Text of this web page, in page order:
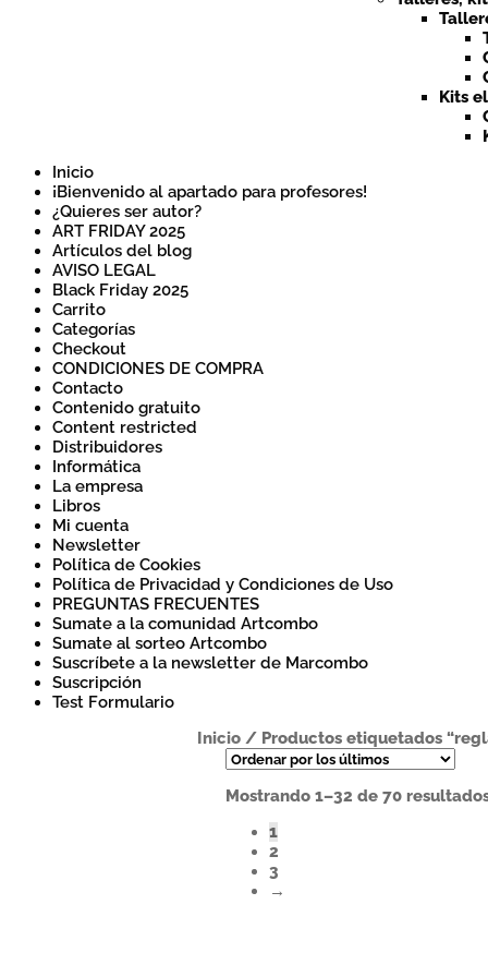
Kits
Inicio
¡Bienvenido al apartado para profesores!
¿Quieres ser autor?
ART FRIDAY 2025
Artículos del blog
AVISO LEGAL
Black Friday 2025
Carrito
Categorías
Checkout
CONDICIONES DE COMPRA
Contacto
Contenido gratuito
Content restricted
Distribuidores
Informática
La empresa
Libros
Mi cuenta
Newsletter
Política de Cookies
Política de Privacidad y Condiciones de Uso
PREGUNTAS FRECUENTES
Sumate a la comunidad Artcombo
Sumate al sorteo Artcombo
Suscríbete a la newsletter de Marcombo
Suscripción
Test Formulario
Inicio/ Productos etiquetados
Mostrando 1–32 de 70
1
2
3
→